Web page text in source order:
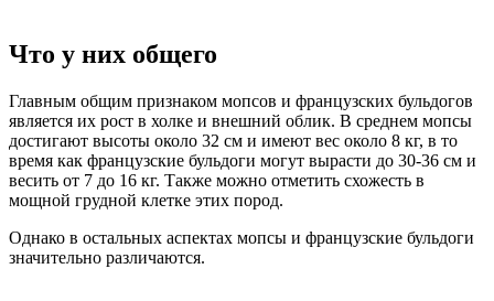
Что у них общего
Главным общим признаком мопсов и французских бульдогов
является их рост в холке и внешний облик. В среднем мопсы
достигают высоты около 32 см и имеют вес около 8 кг, в то
время как французские бульдоги могут вырасти до 30-36 см и
весить от 7 до 16 кг. Также можно отметить схожесть в
мощной грудной клетке этих пород.
Однако в остальных аспектах мопсы и французские бульдоги
значительно различаются.